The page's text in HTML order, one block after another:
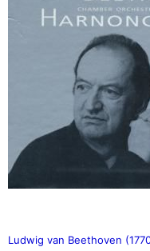
Ludwig van Beethoven